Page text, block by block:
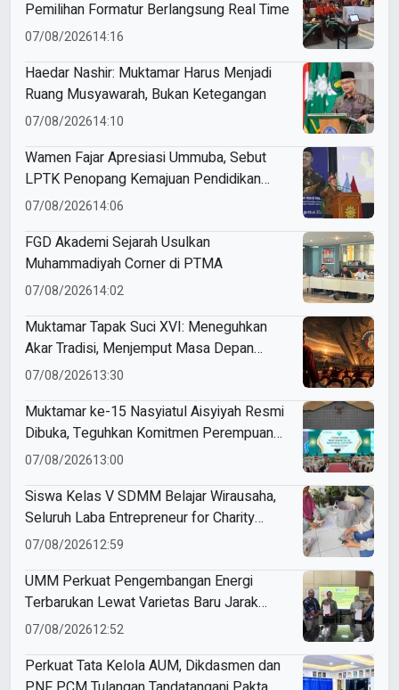
Pemilihan Formatur Berlangsung Real Time
07/08/202614:16
Haedar Nashir: Muktamar Harus Menjadi
Ruang Musyawarah, Bukan Ketegangan
07/08/202614:10
Wamen Fajar Apresiasi Ummuba, Sebut
LPTK Penopang Kemajuan Pendidikan
Indonesia
07/08/202614:06
FGD Akademi Sejarah Usulkan
Muhammadiyah Corner di PTMA
07/08/202614:02
Muktamar Tapak Suci XVI: Meneguhkan
Akar Tradisi, Menjemput Masa Depan
Mendunia
07/08/202613:30
Muktamar ke-15 Nasyiatul Aisyiyah Resmi
Dibuka, Teguhkan Komitmen Perempuan
Muda Berkemajuan
07/08/202613:00
Siswa Kelas V SDMM Belajar Wirausaha,
Seluruh Laba Entrepreneur for Charity
Didonasikan
07/08/202612:59
UMM Perkuat Pengembangan Energi
Terbarukan Lewat Varietas Baru Jarak
Pagar JCUMM5
07/08/202612:52
Perkuat Tata Kelola AUM, Dikdasmen dan